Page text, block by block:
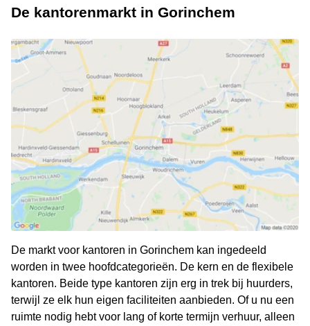
De kantorenmarkt in Gorinchem
De markt voor kantoren in Gorinchem kan ingedeeld
worden in twee hoofdcategorieën. De kern en de flexibele
kantoren. Beide type kantoren zijn erg in trek bij huurders,
terwijl ze elk hun eigen faciliteiten aanbieden. Of u nu een
ruimte nodig hebt voor lang of korte termijn verhuur, alleen